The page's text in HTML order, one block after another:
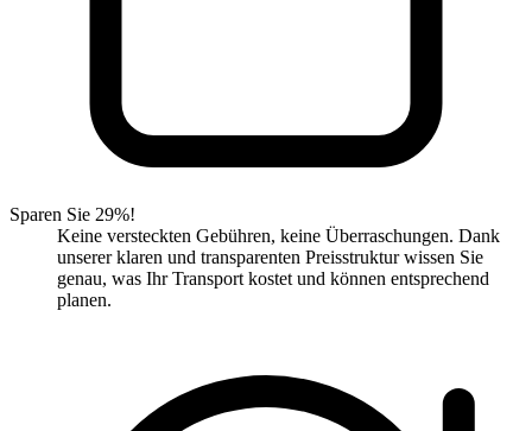
Sparen Sie 29%!
Keine versteckten Gebühren, keine Überraschungen. Dank
unserer klaren und transparenten Preisstruktur wissen Sie
genau, was Ihr Transport kostet und können entsprechend
planen.